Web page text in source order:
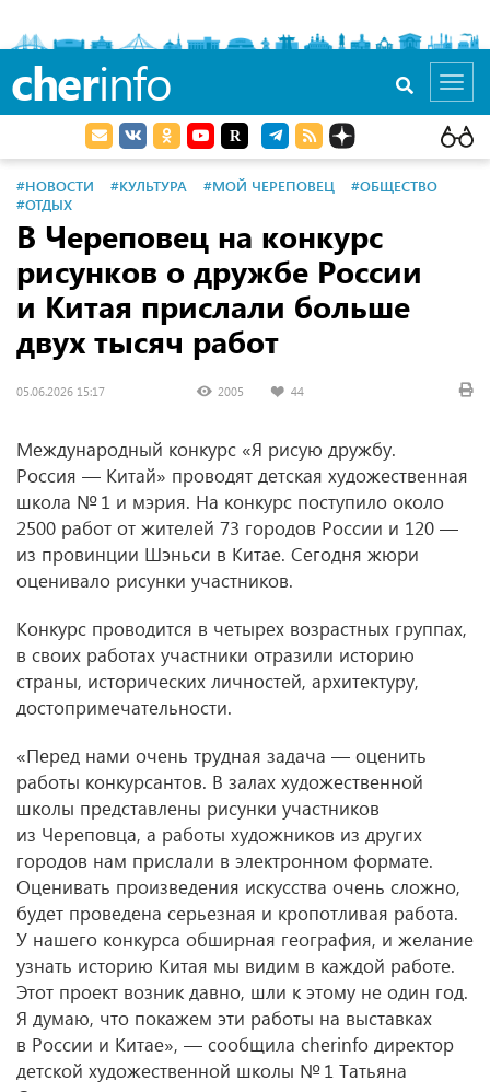
cherinfo
#НОВОСТИ #КУЛЬТУРА #МОЙ ЧЕРЕПОВЕЦ
#ОБЩЕСТВО
#ОТДЫХ
В Череповец на конкурс
рисунков о дружбе России
и Китая прислали больше
двух тысяч работ
05.06.2026 15:17 2005 44
Международный конкурс «Я рисую дружбу.
Россия — Китай» проводят детская художественная
школа № 1 и мэрия. На конкурс поступило около
2500 работ от жителей 73 городов России и 120 —
из провинции Шэньси в Китае. Сегодня жюри
оценивало рисунки участников.
Конкурс проводится в четырех возрастных группах,
в своих работах участники отразили историю
страны, исторических личностей, архитектуру,
достопримечательности.
«Перед нами очень трудная задача — оценить
работы конкурсантов. В залах художественной
школы представлены рисунки участников
из Череповца, а работы художников из других
городов нам прислали в электронном формате.
Оценивать произведения искусства очень сложно,
будет проведена серьезная и кропотливая работа.
У нашего конкурса обширная география, и желание
узнать историю Китая мы видим в каждой работе.
Этот проект возник давно, шли к этому не один год.
Я думаю, что покажем эти работы на выставках
в России и Китае», — сообщила cherinfo директор
детской художественной школы № 1 Татьяна